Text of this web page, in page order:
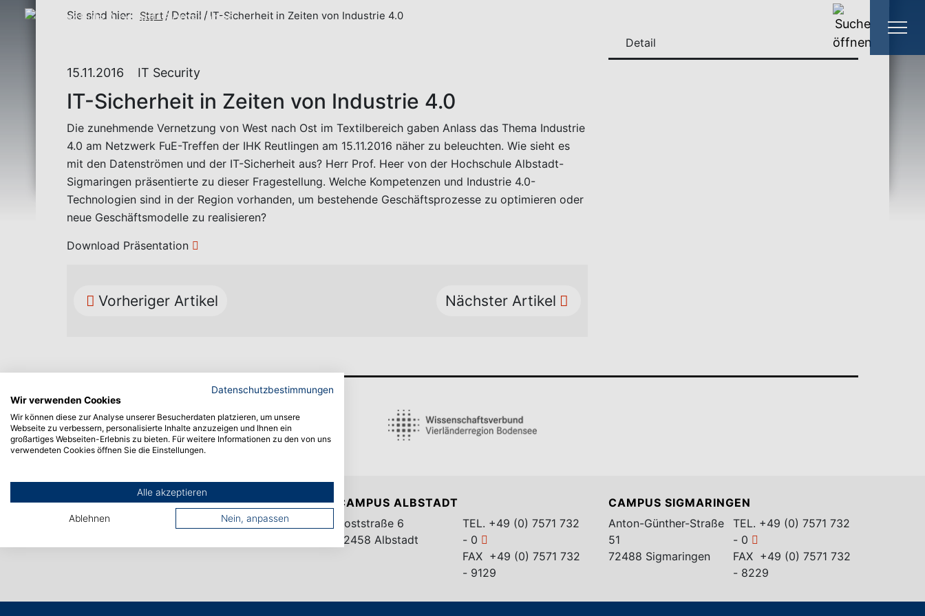
Sie sind hier: Start Detail IT-Sicherheit in Zeiten von Industrie 4.0
15.11.2016 IT Security
IT-Sicherheit in Zeiten von Industrie 4.0
Die zunehmende Vernetzung von West nach Ost im Textilbereich gaben Anlass das Thema Industrie
4.0 am Netzwerk FuE-Treffen der IHK Reutlingen am 15.11.2016 näher zu beleuchten. Wie sieht es
mit den Datenströmen und der IT-Sicherheit aus? Herr Prof. Heer von der Hochschule Albstadt-
Sigmaringen präsentierte zu dieser Fragestellung. Welche Kompetenzen und Industrie 4.0-
Technologien sind in der Region vorhanden, um bestehende Geschäftsprozesse zu optimieren oder
neue Geschäftsmodelle zu realisieren?
Download Präsentation
Vorheriger Artikel Nächster Artikel
Detail
CAMPUS ALBSTADT
Poststraße 6
72458 Albstadt
TEL. +49 (0) 7571 732
- 0
FAX +49 (0) 7571 732
- 9129
CAMPUS SIGMARINGEN
Anton-Günther-Straße
51
72488 Sigmaringen
TEL. +49 (0) 7571 732
- 0
FAX +49 (0) 7571 732
- 8229
Datenschutzbestimmungen
Wir verwenden Cookies
Wir können diese zur Analyse unserer Besucherdaten platzieren, um unsere
Webseite zu verbessern, personalisierte Inhalte anzuzeigen und Ihnen ein
großartiges Webseiten-Erlebnis zu bieten. Für weitere Informationen zu den von uns
verwendeten Cookies öffnen Sie die Einstellungen.
Alle akzeptieren
Ablehnen Nein, anpassen